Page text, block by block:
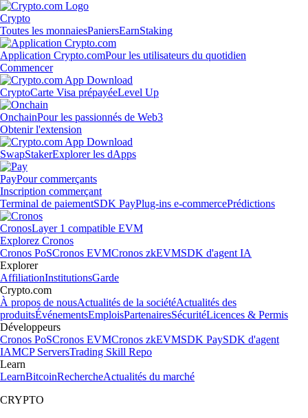
Crypto
Toutes les monnaiesPaniersEarnStaking
Application Crypto.comPour les utilisateurs du quotidien
Commencer
CryptoCarte Visa prépayéeLevel Up
OnchainPour les passionnés de Web3
Obtenir l'extension
SwapStakerExplorer les dApps
PayPour commerçants
Inscription commerçant
Terminal de paiementSDK PayPlug-ins e-commercePrédictions
CronosLayer 1 compatible EVM
Explorez Cronos
Cronos PoSCronos EVMCronos zkEVMSDK d'agent IA
Explorer
AffiliationInstitutionsGarde
Crypto.com
À propos de nousActualités de la sociétéActualités des
produitsÉvénementsEmploisPartenairesSécuritéLicences & Permis
Développeurs
Cronos PoSCronos EVMCronos zkEVMSDK PaySDK d'agent
IAMCP ServersTrading Skill Repo
Learn
LearnBitcoinRechercheActualités du marché
CRYPTO